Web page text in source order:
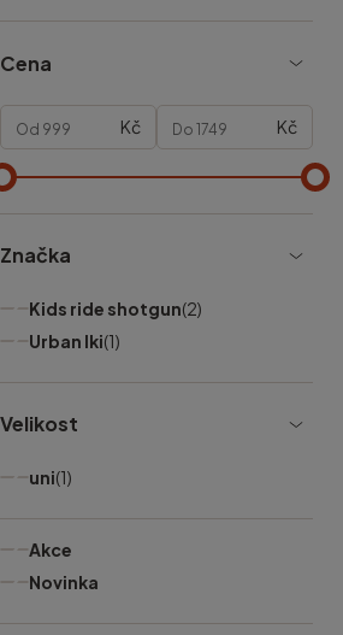
Cena
Kč Kč
Značka
Kids ride shotgun(2)
Urban Iki(1)
Velikost
uni(1)
Akce
Novinka